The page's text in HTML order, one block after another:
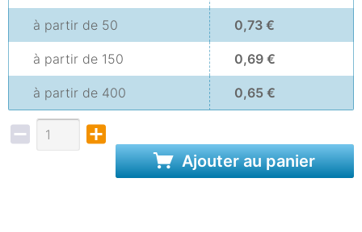
à partir de 50 0,73 €
à partir de 150 0,69 €
à partir de 400 0,65 €
Ajouter au panier